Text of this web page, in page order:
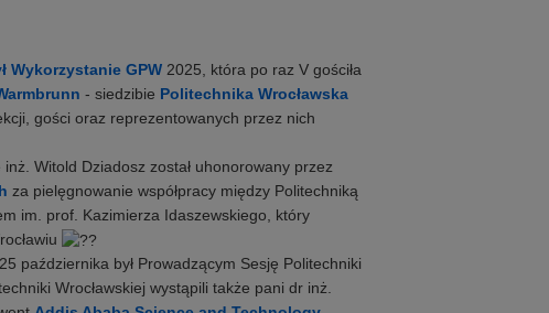
Wykorzystanie GPW2025, która po raz V gościła
- siedzibie Politechnika Wrocławska
gości oraz reprezentowanych przez nich
Witold Dziadosz został uhonorowany przez
za pielęgnowanie współpracy między Politechniką
im. prof. Kazimierza Idaszewskiego, który
października był Prowadzącym Sesję Politechniki
Wrocławskiej wystąpili także pani dr inż.